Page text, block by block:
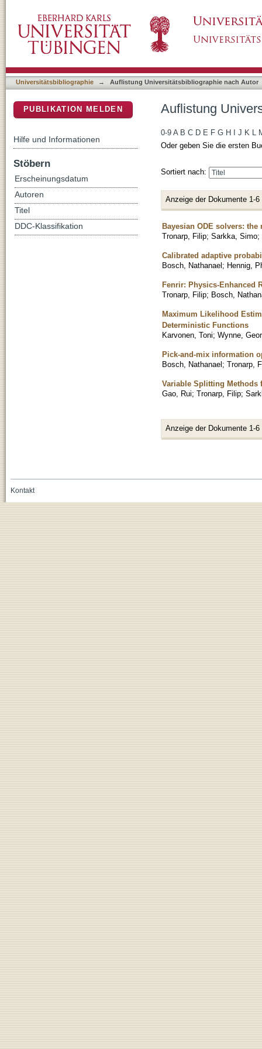
Universitätsbibliographie → Auflistung Universitätsbibliographie nach Autor
Auflistung
0-9 A B C D E F G H J K L
Oder geben Sie die ersten
Sortiert nach:
Anzeige der Dokumente 1-6
Bayesian ODE solvers:
Tronarp, Filip; Sarkka, Simo;
Calibrated adaptive
Bosch, Nathanael; Hennig,
Fenrir: Physics-Enhanced
Tronarp, Filip; Bosch,
Maximum Likelihood
Deterministic Functions
Karvonen, Toni; Wynne,
Pick-and-mix information
Bosch, Nathanael; Tronarp,
Variable Splitting Methods
Gao, Rui; Tronarp, Filip;
Anzeige der Dokumente 1-6
PUBLIKATION MELDEN
Hilfe und Informationen
Stöbern
Erscheinungsdatum
Autoren
Titel
DDC-Klassifikation
Kontakt